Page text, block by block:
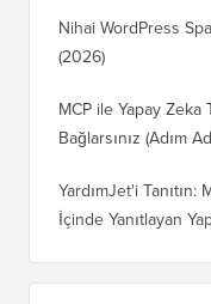
Nihai WordPress
(2026)
MCP ile Yapay Zeka
Bağlarsınız (Adım
YardımJet'i
İçinde Yanıtlayan